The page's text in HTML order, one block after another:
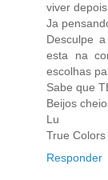
viver
Ja
Desculpe
esta na
escolhas
Sabe que
Beijos
Lu
True Colors
Responder